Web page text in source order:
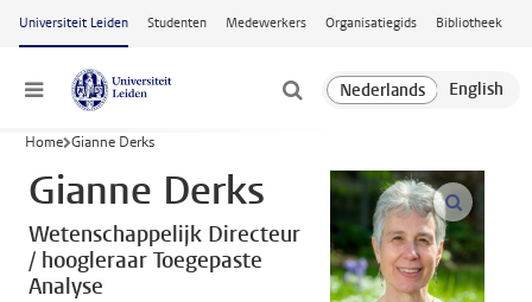
Ga naar hoofdinhoud
Universiteit Leiden Studenten Medewerkers Organisatiegids Bibliotheek
Menu
Home Gianne Derks
Gianne Derks
Wetenschappelijk Directeur
/ hoogleraar Toegepaste
Analyse
open